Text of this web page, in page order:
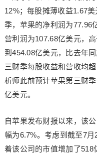
12%；每股摊薄收益1.67
季，苹果的净利润为77.96
营利润为107.68亿美元，
到454.08亿美元，比去年
三财季每股收益和营收均
析师此前预计苹果第三财
亿美元。
自苹果发布财报以来，该
幅为6.7%。考虑到截至7
着该公司的市值增加了518